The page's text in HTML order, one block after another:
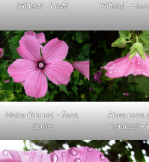
(Althéa) – Profil
(Althéa) –
Malva (Mauve) – Face,
étoilée
Alcea rosea
trémière) –